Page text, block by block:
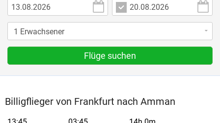
Flüge suchen
Billigflieger von Frankfurt nach Amman